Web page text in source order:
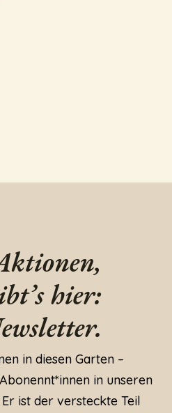
hier:
in diesen Garten –
in unseren
ist der versteckte Teil